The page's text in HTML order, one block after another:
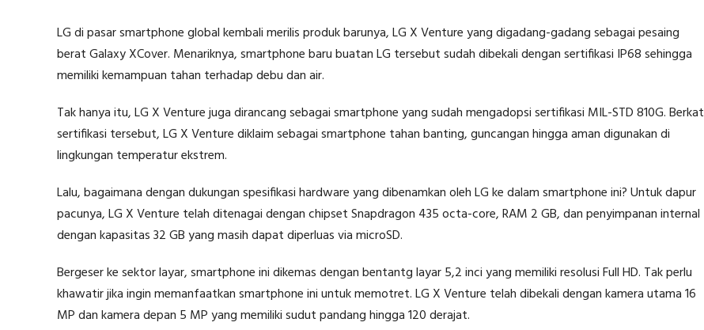
LG di pasar smartphone global kembali merilis produk barunya, LG X Venture yang digadang-gadang sebagai pesaing
berat Galaxy XCover. Menariknya, smartphone baru buatan LG tersebut sudah dibekali dengan sertifikasi IP68 sehingga
memiliki kemampuan tahan terhadap debu dan air.
Tak hanya itu, LG X Venture juga dirancang sebagai smartphone yang sudah mengadopsi sertifikasi MIL-STD 810G. Berkat
sertifikasi tersebut, LG X Venture diklaim sebagai smartphone tahan banting, guncangan hingga aman digunakan di
lingkungan temperatur ekstrem.
Lalu, bagaimana dengan dukungan spesifikasi hardware yang dibenamkan oleh LG ke dalam smartphone ini? Untuk dapur
pacunya, LG X Venture telah ditenagai dengan chipset Snapdragon 435 octa-core, RAM 2 GB, dan penyimpanan internal
dengan kapasitas 32 GB yang masih dapat diperluas via microSD.
Bergeser ke sektor layar, smartphone ini dikemas dengan bentantg layar 5,2 inci yang memiliki resolusi Full HD. Tak perlu
khawatir jika ingin memanfaatkan smartphone ini untuk memotret. LG X Venture telah dibekali dengan kamera utama 16
MP dan kamera depan 5 MP yang memiliki sudut pandang hingga 120 derajat.